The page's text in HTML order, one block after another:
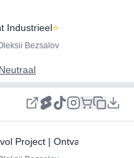
Industrieel⭐
Bezsalov
Neutraal
Project | Ontvangst houden